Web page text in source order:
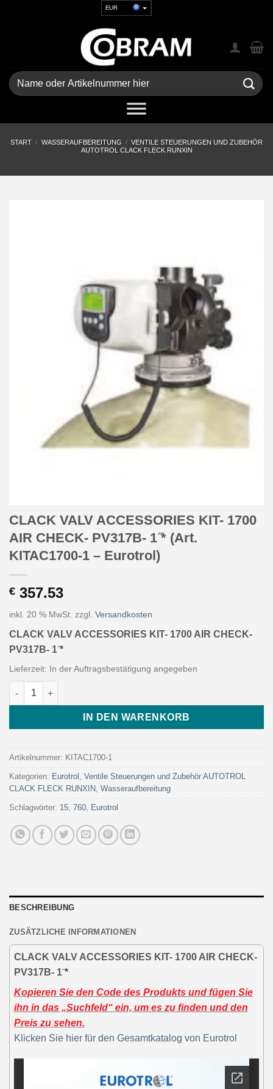
EUR
GBP
CHF
UAH
Suchen
nach:
START / WASSERAUFBEREITUNG / VENTILE STEUERUNGEN UND ZUBEHÖR
AUTOTROL CLACK FLECK RUNXIN
CLACK VALV ACCESSORIES KIT- 1700
AIR CHECK- PV317B- 1 ̋* (Art.
KITAC1700-1 – Eurotrol)
€ 357.53
inkl. 20 % MwSt. zzgl. Versandkosten
CLACK VALV ACCESSORIES KIT- 1700 AIR CHECK-
PV317B- 1 ̋*
Lieferzeit: In der Auftragsbestätigung angegeben
CLACK VALV ACCESSORIES KIT- 1700 AIR CHECK- PV317B-
IN DEN WARENKORB
Artikelnummer: KITAC1700-1
Kategorien: Eurotrol , Ventile Steuerungen und Zubehör AUTOTROL
CLACK FLECK RUNXIN, Wasseraufbereitung
Schlagwörter: 15, 760, Eurotrol
BESCHREIBUNG
ZUSÄTZLICHE INFORMATIONEN
CLACK VALV ACCESSORIES KIT- 1700 AIR CHECK-
PV317B- 1 ̋*
Kopieren Sie den Code des Produkts und fügen Sie
ihn in das „Suchfeld“ ein, um es zu finden und den
Preis zu sehen.
Klicken Sie hier für den Gesamtkatalog von Eurotrol